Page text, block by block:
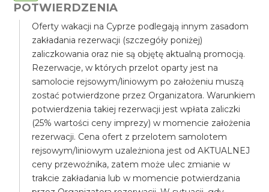
POTWIERDZENIA
Oferty wakacji na Cyprze podlegają innym zasadom
zakładania rezerwacji (szczegóły poniżej)
zaliczkowania oraz nie są objętę aktualną promocją.
Rezerwacje, w których przelot oparty jest na
samolocie rejsowym/liniowym po założeniu muszą
zostać potwierdzone przez Organizatora. Warunkiem
potwierdzenia takiej rezerwacji jest wpłata zaliczki
(25% wartości ceny imprezy) w momencie założenia
rezerwacji. Cena ofert z przelotem samolotem
rejsowym/liniowym uzależniona jest od AKTUALNEJ
ceny przewoźnika, zatem może ulec zmianie w
trakcie zakładania lub w momencie potwierdzania